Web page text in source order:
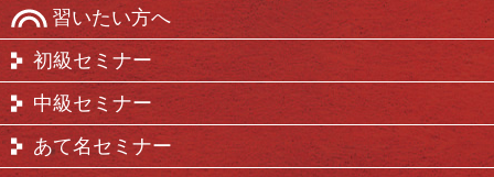
習いたい方へ
初級セミナー
中級セミナー
あて名セミナー